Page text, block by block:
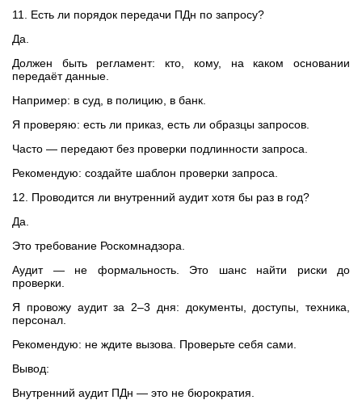
11. Есть ли порядок передачи ПДн по запросу?
Да.
Должен быть регламент: кто, кому, на каком основании
передаёт данные.
Например: в суд, в полицию, в банк.
Я проверяю: есть ли приказ, есть ли образцы запросов.
Часто — передают без проверки подлинности запроса.
Рекомендую: создайте шаблон проверки запроса.
12. Проводится ли внутренний аудит хотя бы раз в год?
Да.
Это требование Роскомнадзора.
Аудит — не формальность. Это шанс найти риски до
проверки.
Я провожу аудит за 2–3 дня: документы, доступы, техника,
персонал.
Рекомендую: не ждите вызова. Проверьте себя сами.
Вывод:
Внутренний аудит ПДн — это не бюрократия.